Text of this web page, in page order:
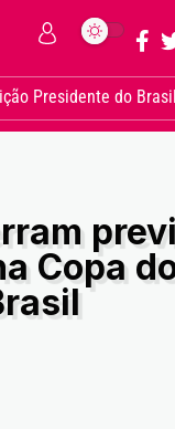
Presidente do
Copa